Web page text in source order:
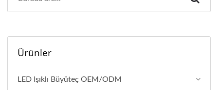
Ürünler
LED Işıklı Büyüteç OEM/ODM